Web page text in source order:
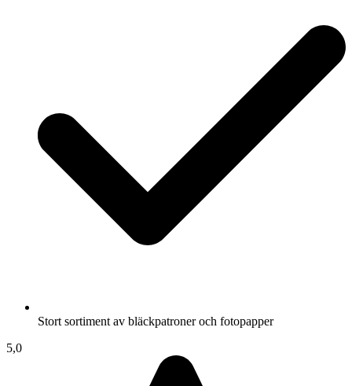
Stort sortiment av bläckpatroner och fotopapper
5,0